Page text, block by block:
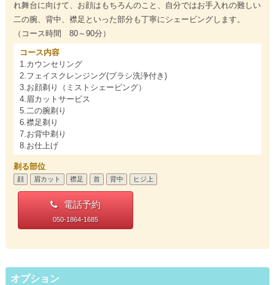
れ舞台に向けて、お顔はもちろんのこと、自分ではお手入れの難しい
二の腕、背中、襟足といった部分も丁寧にシェービングします。
（コース時間 80～90分）
コース内容
1.カウンセリング
2.フェイスクレンジング(ブラシ洗浄付き)
3.お顔剃り（ミストシェービング）
4.眉カットサービス
5.二の腕剃り
6.襟足剃り
7.お背中剃り
8.お仕上げ
剃る部位
顔 眉カット 襟足 首 背中 ヒジ上
電話予約
050-1864-1685
オプション